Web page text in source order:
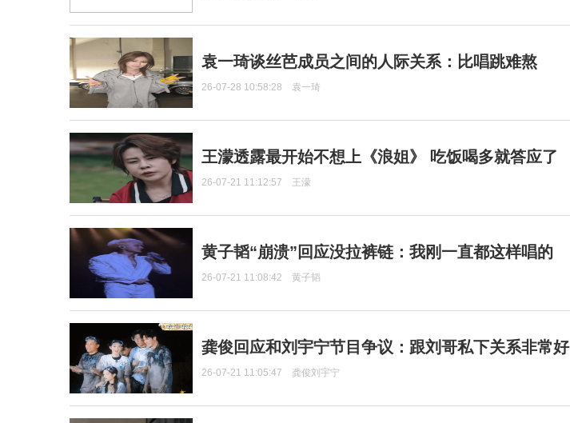
袁一琦谈丝芭成员之间的人际关系：比唱跳难熬
26-07-28 10:58:28 袁一琦
王濛透露最开始不想上《浪姐》 吃饭喝多就答应了
26-07-21 11:12:57 王濛
黄子韬“崩溃”回应没拉裤链：我刚一直都这样唱的
26-07-21 11:08:42 黄子韬
龚俊回应和刘宇宁节目争议：跟刘哥私下关系非常好
26-07-21 11:05:47 龚俊刘宇宁